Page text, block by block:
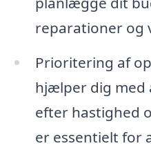
reparationer og
Prioritering af
hjælper dig med
efter hastighed
er essentielt for